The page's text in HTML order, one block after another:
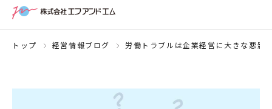
トップ 経営情報ブログ 労働トラブルは企業経営に大きな悪影